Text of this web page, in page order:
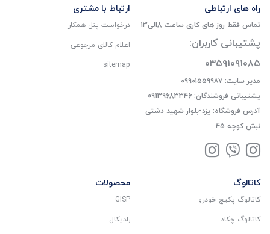
راه های ارتباطی
تماس فقط روز های کاری ساعت 8الی13
پشتیبانی کاربران:
۰۳۵۹۱۰۹۱۰۸۵
مدیر سایت: ۰۹۹۰۱۵۵۹۹۸۷
پشتیبانی فروشندگان: 09139683346
آدرس فروشگاه: یزد-بلوار شهید دشتی
نبش کوچه 45
ارتباط با مشتری
درخواست پنل همکار
اعلام کالای مرجوعی
sitemap
کاتالوگ
کاتالوگ پکیج خودرو
کاتالوگ چکاد
محصولات
GISP
رادیکال